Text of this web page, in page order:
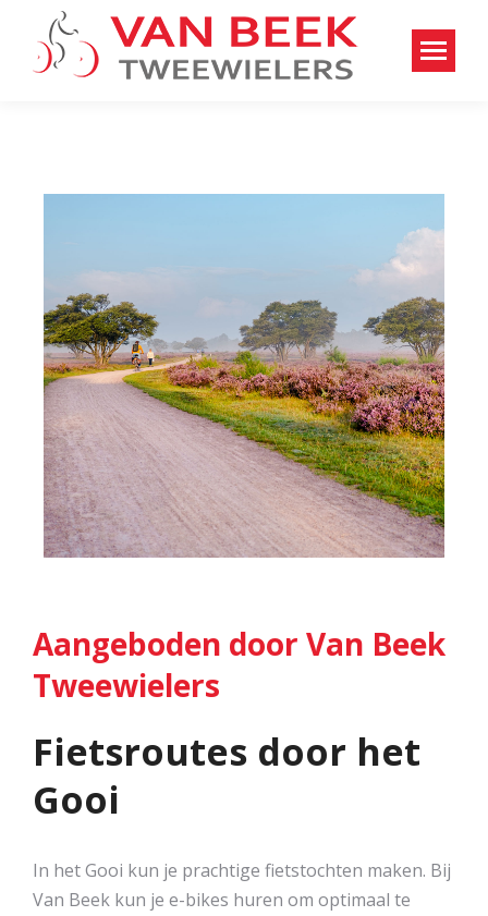
Aangeboden door Van Beek
Tweewielers
Fietsroutes door het
Gooi
In het Gooi kun je prachtige fietstochten maken. Bij
Van Beek kun je e-bikes huren om optimaal te